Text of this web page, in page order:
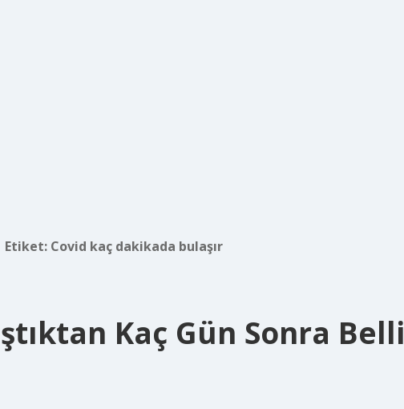
Etiket: Covid kaç dakikada bulaşır
Kaç Gün Sonra Belli